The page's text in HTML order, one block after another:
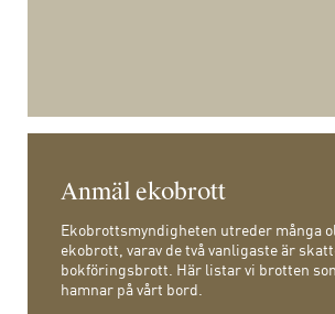
Anmäl ekobrott
Ekobrottsmyndigheten utreder många
ekobrott, varav de två vanligaste är
bokföringsbrott. Här listar vi brotten
hamnar på vårt bord.